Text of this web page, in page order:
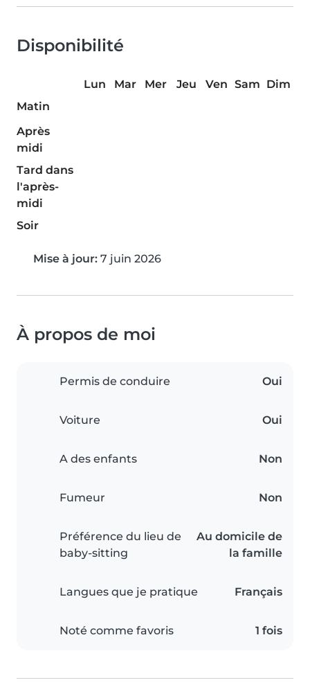
Disponibilité
Lun Mar Mer Jeu Ven Sam Dim
Matin
Après
midi
Tard dans
l'après-
midi
Soir
Mise à jour: 7 juin 2026
À propos de moi
Permis de conduire Oui
Voiture Oui
A des enfants Non
Fumeur Non
Préférence du lieu de
baby-sitting
Au domicile de
la famille
Langues que je pratique Français
Noté comme favoris 1 fois